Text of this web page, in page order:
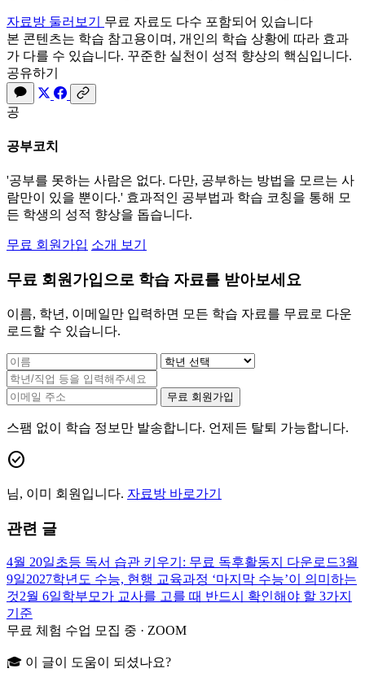
자료방 둘러보기 무료 자료도 다수 포함되어 있습니다
본 콘텐츠는 학습 참고용이며, 개인의 학습 상황에 따라 효과
가 다를 수 있습니다. 꾸준한 실천이 성적 향상의 핵심입니다.
공유하기
공
공부코치
'공부를 못하는 사람은 없다. 다만, 공부하는 방법을 모르는 사
람만이 있을 뿐이다.' 효과적인 공부법과 학습 코칭을 통해 모
든 학생의 성적 향상을 돕습니다.
무료 회원가입 소개 보기
무료 회원가입으로 학습 자료를 받아보세요
이름, 학년, 이메일만 입력하면 모든 학습 자료를 무료로 다운
로드할 수 있습니다.
무료 회원가입
스팸 없이 학습 정보만 발송합니다. 언제든 탈퇴 가능합니다.
check_circle
님, 이미 회원입니다. 자료방 바로가기
관련 글
4월 20일초등 독서 습관 키우기: 무료 독후활동지 다운로드3월
9일2027학년도 수능, 현행 교육과정 ‘마지막 수능’이 의미하는
것2월 6일학부모가 교사를 고를 때 반드시 확인해야 할 3가지
기준
무료 체험 수업 모집 중 · ZOOM
🎓 이 글이 도움이 되셨나요?